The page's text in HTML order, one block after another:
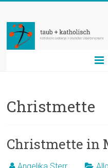
springen
taub
+
katholisch
in
Christmette
Christmette in
Angelika Sterr